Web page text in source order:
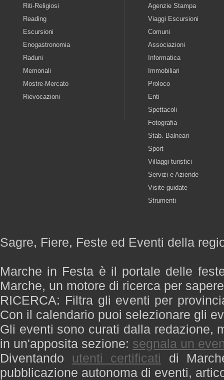
Riti-Religiosi
Reading
Escursioni
Enogastronomia
Raduni
Memoriali
Mostre-Mercato
Rievocazioni
Agenzie Stampa
Viaggi Escursioni
Comuni
Associazioni
Informatica
Immobiliari
Proloco
Enti
Spettacoli
Fotografia
Stab. Balneari
Sport
Villaggi turistici
Servizi e Aziende
Visite guidate
Strumenti
Sagre, Fiere, Feste ed Eventi della
Marche in Festa è il portale delle
Marche, un motore di ricerca per
RICERCA: Filtra gli eventi per
Con il calendario puoi selezionare gli
Gli eventi sono curati dalla redazione,
in un'apposita sezione: segnala un
Diventando utenti certificati di
pubblicazione autonoma di eventi,